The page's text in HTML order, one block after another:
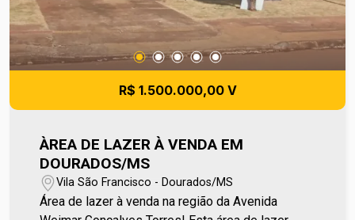
R$ 1.500.000,00 V
ÀREA DE LAZER À VENDA EM
DOURADOS/MS
Vila São Francisco - Dourados/MS
Área de lazer à venda na região da Avenida